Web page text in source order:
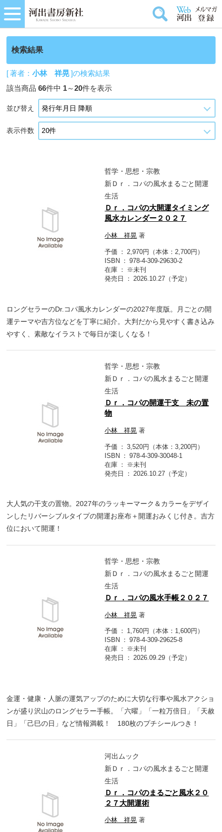
検索結果
[ 著者：小林 祥晃]の検索結果
該当商品66件中 1～20件を表示
並び替え
表示件数
哲学・思想・宗教
新Ｄｒ．コパの風水まるごと開運
生活
Ｄｒ．コパの大開運タイミング
風水カレンダー２０２７
小林 祥晃 著
予価
2,970円（本体：2,700円）
ISBN
978-4-309-29630-2
在庫
※未刊
発売日
2026.10.27（予定）
ロングセラーのDr.コパ風水カレンダーの2027年度版。月ごとの開
運テーマや吉方位などを丁寧に紹介。大判だから見やすく書き込み
やすく、素敵なイラストで毎日が楽しくなる！
哲学・思想・宗教
新Ｄｒ．コパの風水まるごと開運
生活
Ｄｒ．コパの開運干支 未の置
物
小林 祥晃 著
予価
3,520円（本体：3,200円）
ISBN
978-4-309-30048-1
在庫
※未刊
発売日
2026.10.27（予定）
大人気の干支の置物。2027年のラッキーマーク＆カラーをデザイ
ンしたリバーシブルタイプの開運お座布＋開運おみくじ付き。吉方
位において開運！
哲学・思想・宗教
新Ｄｒ．コパの風水まるごと開運
生活
Ｄｒ．コパの風水手帳２０２７
小林 祥晃 著
予価
1,760円（本体：1,600円）
ISBN
978-4-309-29625-8
在庫
※未刊
発売日
2026.09.29（予定）
金運・健康・人脈の運気アップのために大切な行事や風水アクショ
ンが盛り沢山のロングセラー手帳。「六曜」「一粒万倍日」「天赦
日」「己巳の日」など情報満載！ 180枚のプチシールつき！
河出ムック
新Ｄｒ．コパの風水まるごと開運
生活
Ｄｒ．コパのまるごと風水２０
２７大開運術
小林 祥晃 著